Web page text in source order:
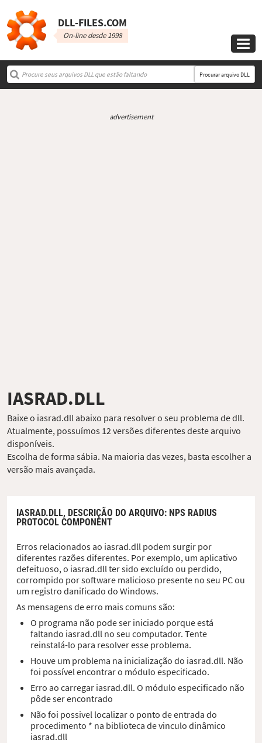
DLL‑FILES.COM
On-line desde 1998

Procurar arquivo DLL
advertisement
IASRAD.DLL
Baixe o iasrad.dll abaixo para resolver o seu problema de dll.
Atualmente, possuímos 12 versões diferentes deste arquivo
disponíveis.
Escolha de forma sábia. Na maioria das vezes, basta escolher a
versão mais avançada.
IASRAD.DLL, DESCRIÇÃO DO ARQUIVO: NPS RADIUS
PROTOCOL COMPONENT
Erros relacionados ao iasrad.dll podem surgir por
diferentes razões diferentes. Por exemplo, um aplicativo
defeituoso, o iasrad.dll ter sido excluído ou perdido,
corrompido por software malicioso presente no seu PC ou
um registro danificado do Windows.
As mensagens de erro mais comuns são:
O programa não pode ser iniciado porque está
faltando iasrad.dll no seu computador. Tente
reinstalá-lo para resolver esse problema.
Houve um problema na inicialização do iasrad.dll. Não
foi possível encontrar o módulo especificado.
Erro ao carregar iasrad.dll. O módulo especificado não
pôde ser encontrado
Não foi possivel localizar o ponto de entrada do
procedimento * na biblioteca de vinculo dinâmico
iasrad.dll